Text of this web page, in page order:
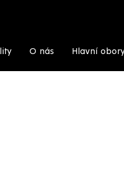
O nás Hlavní